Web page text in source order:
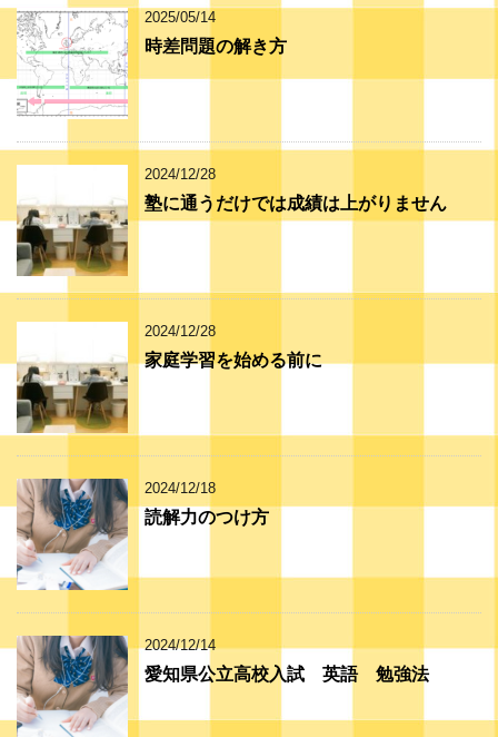
2025/05/14
時差問題の解き方
2024/12/28
塾に通うだけでは成績は上がりません
2024/12/28
家庭学習を始める前に
2024/12/18
読解力のつけ方
2024/12/14
愛知県公立高校入試 英語 勉強法